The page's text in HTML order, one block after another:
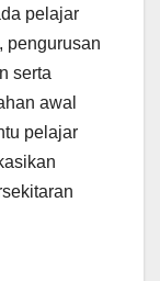
pelajar
pengurusan
serta
awal
pelajar